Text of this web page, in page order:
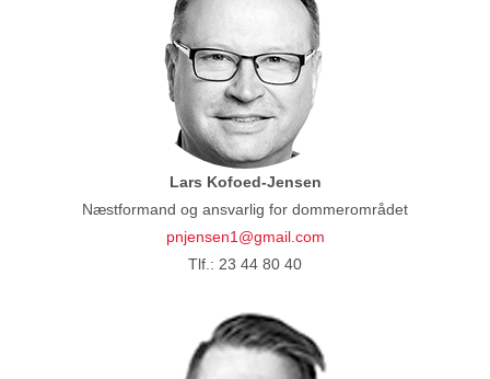
Lars Kofoed-Jensen
Næstformand og ansvarlig for dommerområdet
pnjensen1@gmail.com
Tlf.: 23 44 80 40